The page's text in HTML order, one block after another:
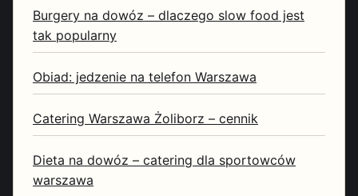
Burgery na dowóz – dlaczego slow food jest
tak popularny
Obiad: jedzenie na telefon Warszawa
Catering Warszawa Żoliborz – cennik
Dieta na dowóz – catering dla sportowców
warszawa